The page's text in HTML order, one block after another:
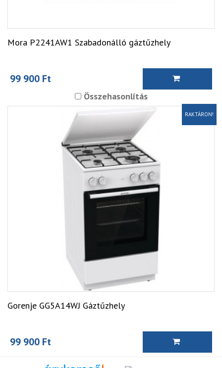
Mora P2241AW1 Szabadonálló gáztűzhely
99 900 Ft
Összehasonlítás
RAKTÁRON!
Gorenje GG5A14WJ Gáztűzhely
99 900 Ft